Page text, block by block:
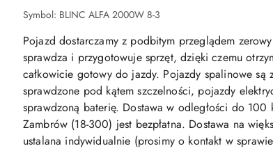
Symbol: BLINC ALFA 2000W 8-3
Pojazd dostarczamy z podbitym przeglądem
sprawdza i przygotowuje sprzęt, dzięki czemu
całkowicie gotowy do jazdy. Pojazdy spalinowe są
sprawdzone pod kątem szczelności, pojazdy
sprawdzoną baterię. Dostawa w odległości do 100
Zambrów (18-300) jest bezpłatna. Dostawa na
ustalana indywidualnie (prosimy o kontakt w